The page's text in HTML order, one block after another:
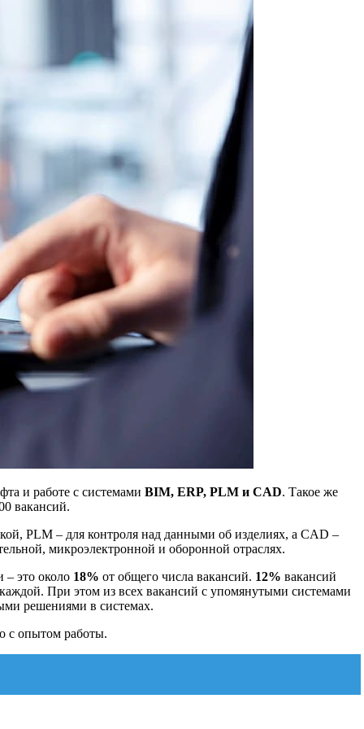
и работе с системами BIM, ERP, PLM и CAD. Такое же
вакансий.
PLM – для контроля над данными об изделиях, а CAD –
микроэлектронной и оборонной отраслях.
– это около 18% от общего числа вакансий. 12% вакансий
При этом из всех вакансий с упомянутыми системами
решениями в системах.
с опытом работы.